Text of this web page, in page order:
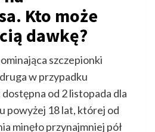
Kto może
dawkę?
szczepionki
w przypadku
od 2 listopada dla
powyżej 18 lat, której od
minęło przynajmniej pół